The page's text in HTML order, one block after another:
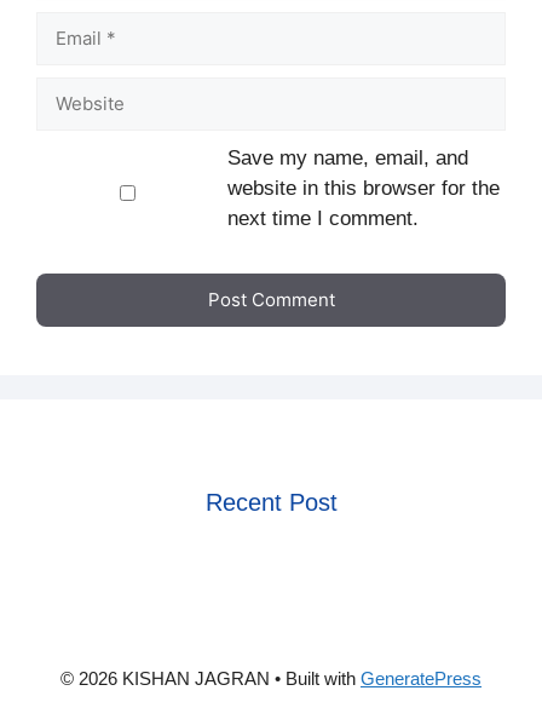
Save my name, email, and
website in this browser for the
next time I comment.
Recent Post
© 2026 KISHAN JAGRAN • Built with GeneratePress